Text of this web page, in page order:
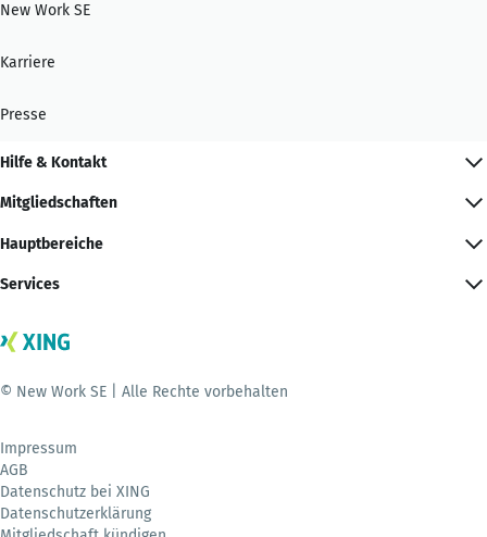
New Work SE
Karriere
Presse
Hilfe & Kontakt
Mitgliedschaften
Hauptbereiche
Services
© New Work SE | Alle Rechte vorbehalten
Impressum
AGB
Datenschutz bei XING
Datenschutzerklärung